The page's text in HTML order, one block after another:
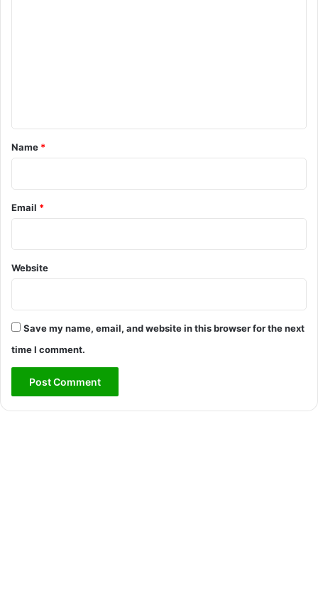
*
Name *
Email *
Website
Save my name, email, and website in this browser for the next
time I comment.